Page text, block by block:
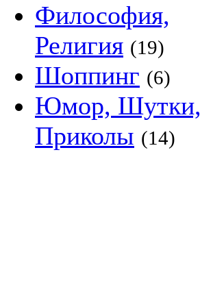
Философия,
Религия (19)
Шоппинг (6)
Юмор, Шутки,
Приколы (14)